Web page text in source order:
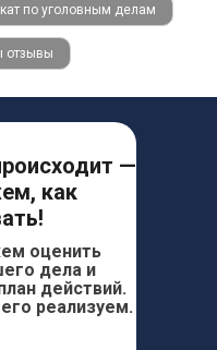
по уголовным делам
отзывы
—
как
оценить
дела и
действий.
реализуем.